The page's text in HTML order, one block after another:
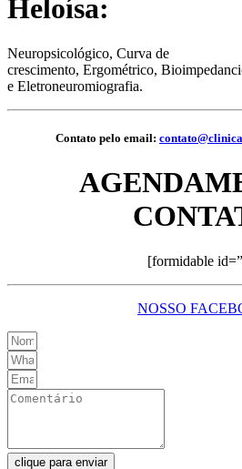
Heloísa:
Neuropsicológico, Curva de
crescimento, Ergométrico,
e Eletroneuromiografia.
Contato pelo email:
[formidable
NOSSO
clique para enviar